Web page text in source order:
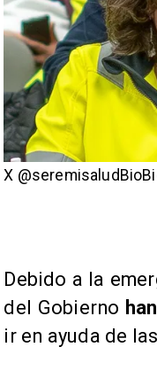
X
Debido a la
del Gobierno
ir en ayuda de